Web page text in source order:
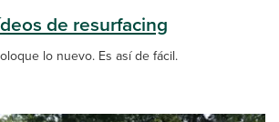
de resurfacing
lo nuevo. Es así de fácil.